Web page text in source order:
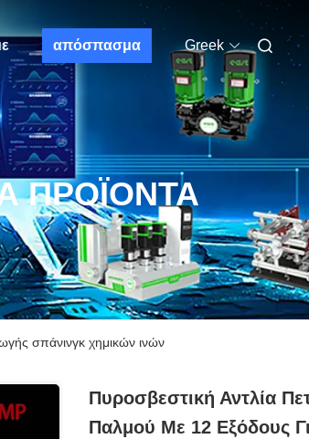
απόσπασμα Greek
ΠΡΟΪΌΝΤΑ
σπάνινγκ χημικών ινών
Πυροσβεστική Αντλία
Παλμού Με 12 Εξόδους